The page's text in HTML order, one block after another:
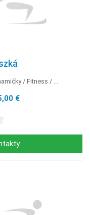
Fitness ...
€